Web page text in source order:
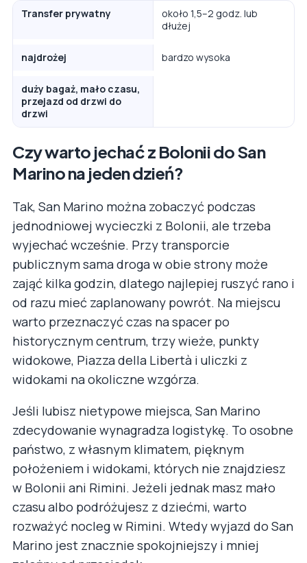
Transfer prywatny
około 1,5–2 godz. lub
dłużej
najdrożej bardzo wysoka
duży bagaż, mało czasu,
przejazd od drzwi do
drzwi
Czy warto jechać z Bolonii do San
Marino na jeden dzień?
Tak, San Marino można zobaczyć podczas
jednodniowej wycieczki z Bolonii, ale trzeba
wyjechać wcześnie. Przy transporcie
publicznym sama droga w obie strony może
zająć kilka godzin, dlatego najlepiej ruszyć rano i
od razu mieć zaplanowany powrót. Na miejscu
warto przeznaczyć czas na spacer po
historycznym centrum, trzy wieże, punkty
widokowe, Piazza della Libertà i uliczki z
widokami na okoliczne wzgórza.
Jeśli lubisz nietypowe miejsca, San Marino
zdecydowanie wynagradza logistykę. To osobne
państwo, z własnym klimatem, pięknym
położeniem i widokami, których nie znajdziesz
w Bolonii ani Rimini. Jeżeli jednak masz mało
czasu albo podróżujesz z dziećmi, warto
rozważyć nocleg w Rimini. Wtedy wyjazd do San
Marino jest znacznie spokojniejszy i mniej